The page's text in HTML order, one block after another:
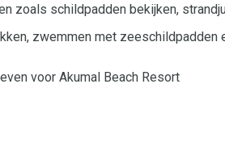
zoals schildpadden bekijken,
zwemmen met zeeschildpadden
voor Akumal Beach Resort